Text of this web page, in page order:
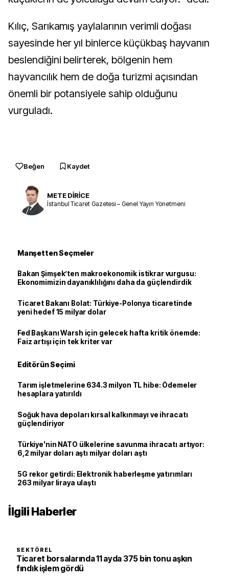
Kılıç, Sarıkamış yaylalarının verimli doğası
sayesinde her yıl binlerce küçükbaş hayvanın
beslendiğini belirterek, bölgenin hem
hayvancılık hem de doğa turizmi açısından
önemli bir potansiyele sahip olduğunu
vurguladı.
Beğen Kaydet
METE DİRİCE
İstanbul Ticaret Gazetesi – Genel Yayın Yönetmeni
Manşetten Seçmeler
Bakan Şimşek’ten makroekonomik istikrar vurgusu:
Ekonomimizin dayanıklılığını daha da güçlendirdik
Ticaret Bakanı Bolat: Türkiye-Polonya ticaretinde
yeni hedef 15 milyar dolar
Fed Başkanı Warsh için gelecek hafta kritik önemde:
Faiz artışı için tek kriter var
Editörün Seçimi
Tarım işletmelerine 634.3 milyon TL hibe: Ödemeler
hesaplara yatırıldı
Soğuk hava depoları kırsal kalkınmayı ve ihracatı
güçlendiriyor
Türkiye'nin NATO ülkelerine savunma ihracatı artıyor:
6,2 milyar doları aştı milyar doları aştı
5G rekor getirdi: Elektronik haberleşme yatırımları
263 milyar liraya ulaştı
İlgili Haberler
SEKTÖREL
Ticaret borsalarında 11 ayda 375 bin tonu aşkın
fındık işlem gördü